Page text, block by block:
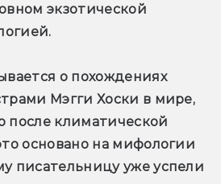
экзотической
о похождениях
Мэгги Хоски в мире,
после климатической
основано на мифологии
писательницу уже успели